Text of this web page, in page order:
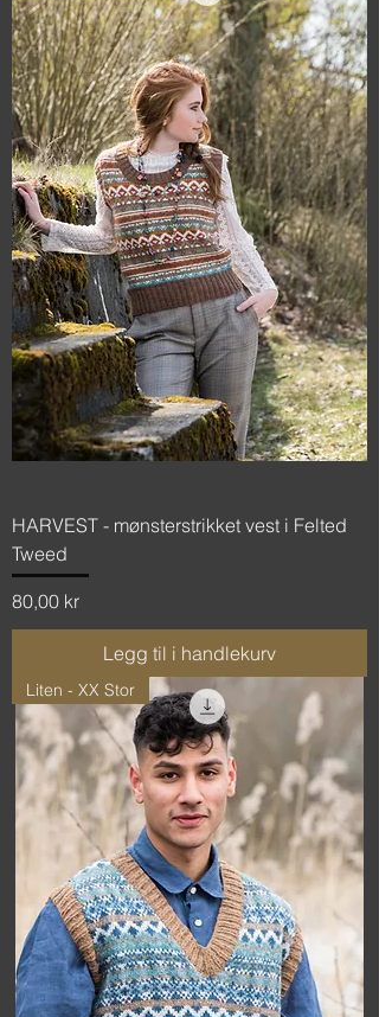
HARVEST - mønsterstrikket vest i Felted
Tweed
Pris
80,00 kr
Legg til i handlekurv
Liten - XX Stor